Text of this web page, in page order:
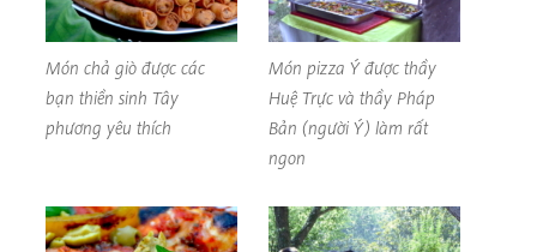
Món chả giò được các
bạn thiền sinh Tây
phương yêu thích
Món pizza Ý được thầy
Huệ Trực và thầy Pháp
Bản (người Ý) làm rất
ngon